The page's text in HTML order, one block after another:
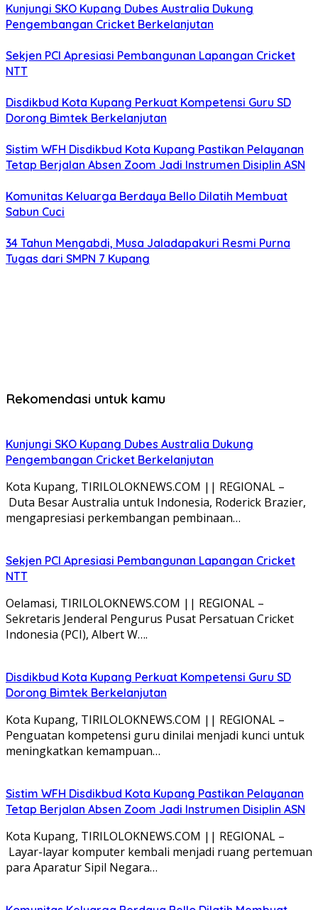
Kunjungi SKO Kupang Dubes Australia Dukung
Pengembangan Cricket Berkelanjutan
Sekjen PCI Apresiasi Pembangunan Lapangan Cricket
NTT
Disdikbud Kota Kupang Perkuat Kompetensi Guru SD
Dorong Bimtek Berkelanjutan
Sistim WFH Disdikbud Kota Kupang Pastikan Pelayanan
Tetap Berjalan Absen Zoom Jadi Instrumen Disiplin ASN
Komunitas Keluarga Berdaya Bello Dilatih Membuat
Sabun Cuci
34 Tahun Mengabdi, Musa Jaladapakuri Resmi Purna
Tugas dari SMPN 7 Kupang
Rekomendasi untuk kamu
Kunjungi SKO Kupang Dubes Australia Dukung
Pengembangan Cricket Berkelanjutan
Kota Kupang, TIRILOLOKNEWS.COM || REGIONAL –
Duta Besar Australia untuk Indonesia, Roderick Brazier,
mengapresiasi perkembangan pembinaan…
Sekjen PCI Apresiasi Pembangunan Lapangan Cricket
NTT
Oelamasi, TIRILOLOKNEWS.COM || REGIONAL –
Sekretaris Jenderal Pengurus Pusat Persatuan Cricket
Indonesia (PCI), Albert W….
Disdikbud Kota Kupang Perkuat Kompetensi Guru SD
Dorong Bimtek Berkelanjutan
Kota Kupang, TIRILOLOKNEWS.COM || REGIONAL –
Penguatan kompetensi guru dinilai menjadi kunci untuk
meningkatkan kemampuan…
Sistim WFH Disdikbud Kota Kupang Pastikan Pelayanan
Tetap Berjalan Absen Zoom Jadi Instrumen Disiplin ASN
Kota Kupang, TIRILOLOKNEWS.COM || REGIONAL –
Layar-layar komputer kembali menjadi ruang pertemuan
para Aparatur Sipil Negara…